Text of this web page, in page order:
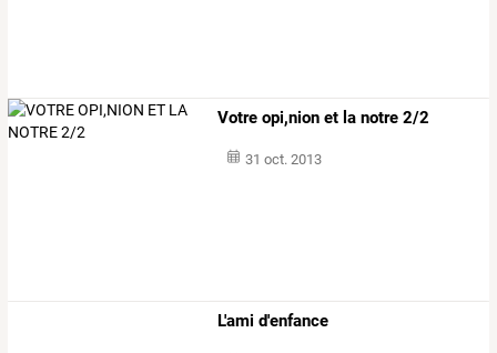
Votre opi,nion et la notre 2/2
31 oct. 2013
L'ami d'enfance